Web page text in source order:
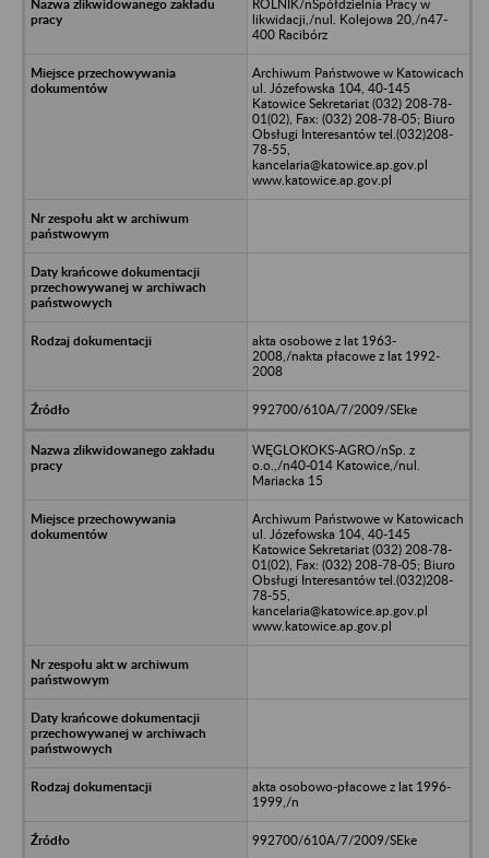
ROLNIK/nSpółdzielnia Pracy w
likwidacji,/nul. Kolejowa 20,/n47-
400 Racibórz
Archiwum Państwowe w Katowicach
ul. Józefowska 104, 40-145
Katowice Sekretariat (032) 208-78-
01(02), Fax: (032) 208-78-05; Biuro
Obsługi Interesantów tel.(032)208-
78-55,
kancelaria@katowice.ap.gov.pl
www.katowice.ap.gov.pl
akta osobowe z lat 1963-
2008,/nakta płacowe z lat 1992-
2008
992700/610A/7/2009/SEke
WĘGLOKOKS-AGRO/nSp. z
o.o.,/n40-014 Katowice,/nul.
Mariacka 15
Archiwum Państwowe w Katowicach
ul. Józefowska 104, 40-145
Katowice Sekretariat (032) 208-78-
01(02), Fax: (032) 208-78-05; Biuro
Obsługi Interesantów tel.(032)208-
78-55,
kancelaria@katowice.ap.gov.pl
www.katowice.ap.gov.pl
akta osobowo-płacowe z lat 1996-
1999,/n
992700/610A/7/2009/SEke